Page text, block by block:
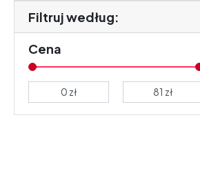
Filtruj według:
Cena